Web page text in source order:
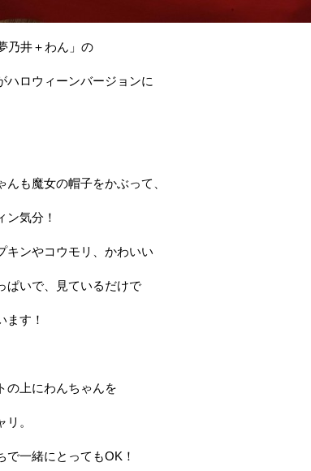
乃井＋わん」の
ハロウィーンバージョンに
んも魔女の帽子をかぶって、
ン気分！
キンやコウモリ、かわいい
ぱいで、見ているだけで
ます！
の上にわんちゃんを
。
で一緒にとってもOK！